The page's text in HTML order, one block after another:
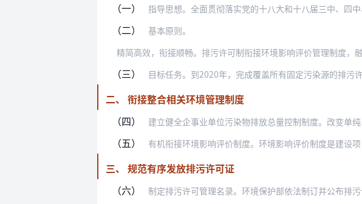
（一）
指导思想。全面贯彻落实党的十八大和十八届三中、四中、五中、六
（二） 基本原则。
（三）
目标任务。到2020年，完成覆盖所有固定污染源的排污许可证核发
二、 衔接整合相关环境管理制度
（四）
建立健全企事业单位污染物排放总量控制制度。改变单纯以行政区域
（五） 有机衔接环境影响评价制度。环境影响评价制度是建设项目的环境准
三、 规范有序发放排污许可证
（六）
制定排污许可管理名录。环境保护部依法制订并公布排污许可分类管